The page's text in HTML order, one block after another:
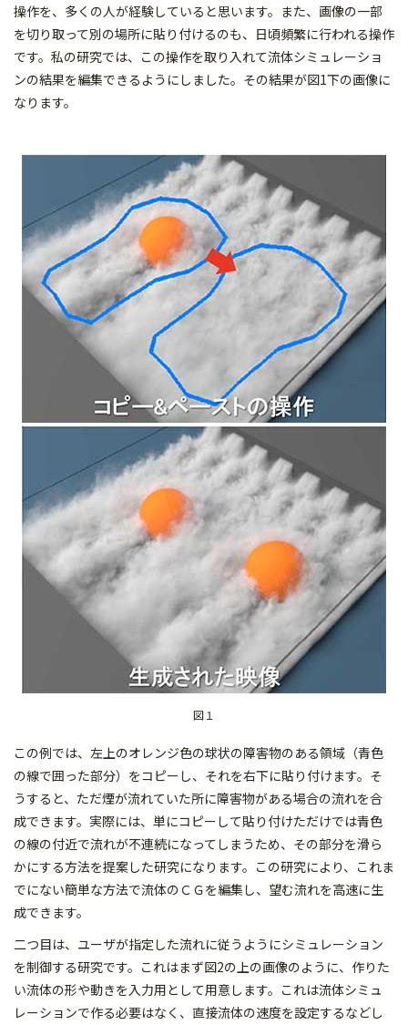
操作を、多くの人が経験していると思います。また、画像の一部
を切り取って別の場所に貼り付けるのも、日頃頻繁に行われる操作
です。私の研究では、この操作を取り入れて流体シミュレーショ
ンの結果を編集できるようにしました。その結果が図1下の画像に
なります。
図１
この例では、左上のオレンジ色の球状の障害物のある領域（青色
の線で囲った部分）をコピーし、それを右下に貼り付けます。そ
うすると、ただ煙が流れていた所に障害物がある場合の流れを合
成できます。実際には、単にコピーして貼り付けただけでは青色
の線の付近で流れが不連続になってしまうため、その部分を滑ら
かにする方法を提案した研究になります。この研究により、これま
でにない簡単な方法で流体のＣＧを編集し、望む流れを高速に生
成できます。
二つ目は、ユーザが指定した流れに従うようにシミュレーション
を制御する研究です。これはまず図2の上の画像のように、作りた
い流体の形や動きを入力用として用意します。これは流体シミュ
レーションで作る必要はなく、直接流体の速度を設定するなどし